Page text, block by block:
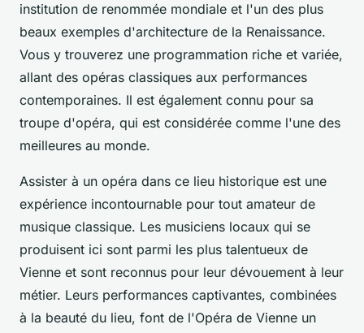
institution de renommée mondiale et l'un des plus
beaux exemples d'architecture de la Renaissance.
Vous y trouverez une programmation riche et variée,
allant des opéras classiques aux performances
contemporaines. Il est également connu pour sa
troupe d'opéra, qui est considérée comme l'une des
meilleures au monde.
Assister à un opéra dans ce lieu historique est une
expérience incontournable pour tout amateur de
musique classique. Les musiciens locaux qui se
produisent ici sont parmi les plus talentueux de
Vienne et sont reconnus pour leur dévouement à leur
métier. Leurs performances captivantes, combinées
à la beauté du lieu, font de l'Opéra de Vienne un